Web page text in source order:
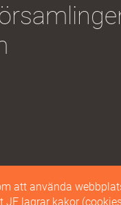
att använda
JF lagrar kakor